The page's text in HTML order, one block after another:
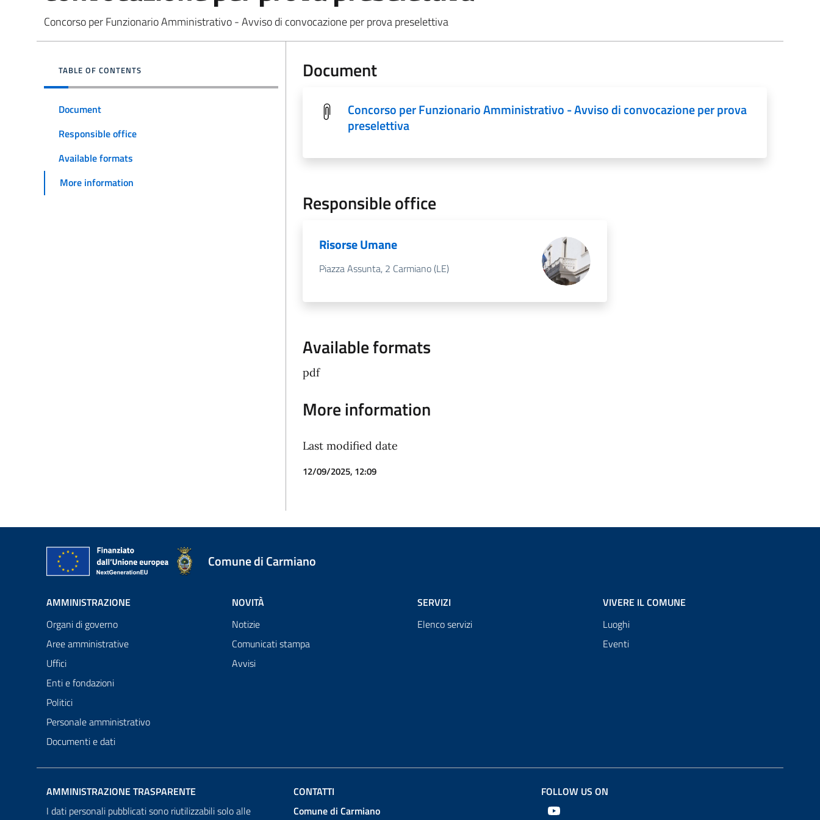
Concorso per Funzionario Amministrativo - Avviso di convocazione per prova preselettiva
TABLE OF CONTENTS
Document
Responsible office
Available formats
More information
Document
Concorso per Funzionario Amministrativo - Avviso di convocazione per prova
preselettiva
Responsible office
Risorse Umane
Piazza Assunta, 2 Carmiano (LE)
Available formats
pdf
More information
Last modified date
12/09/2025, 12:09
Comune di Carmiano
AMMINISTRAZIONE
Organi di governo
Aree amministrative
Uffici
Enti e fondazioni
Politici
Personale amministrativo
Documenti e dati
NOVITÀ
Notizie
Comunicati stampa
Avvisi
SERVIZI
Elenco servizi
VIVERE IL COMUNE
Luoghi
Eventi
AMMINISTRAZIONE TRASPARENTE
I dati personali pubblicati sono riutilizzabili solo alle
CONTATTI
Comune di Carmiano
FOLLOW US ON